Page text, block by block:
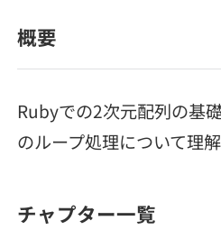
イベント・セミナー
インタビュー
問題集
ナレッジ
SQL
評価結果一覧
メディア
Tech Team Journal
note
paizaとは？
概要
Rubyでの2次元配列の基
のループ処理について理解
チャプター一覧